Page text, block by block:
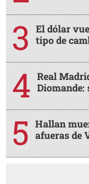
El dólar
tipo de
Real
Hallan
afueras de